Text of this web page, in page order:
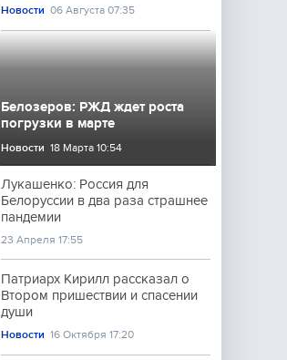
Новости 06 Августа 07:35
Белозеров: РЖД ждет роста
погрузки в марте
Новости 18 Марта 10:54
Лукашенко: Россия для
Белоруссии в два раза страшнее
пандемии
23 Апреля 17:55
Патриарх Кирилл рассказал о
Втором пришествии и спасении
души
Новости 16 Октября 17:20